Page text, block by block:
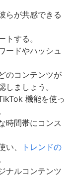
らが共感できる
する。
ードやハッシュ
のコンテンツが
ましょう。
機能を使っ
時間帯にコンス
、
トレンドの
ナルコンテンツ